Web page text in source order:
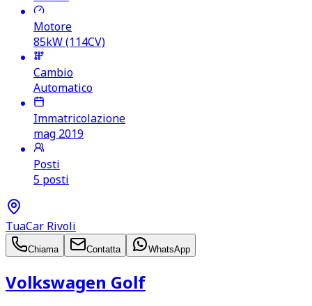
Motore
85kW (114CV)
Cambio
Automatico
Immatricolazione
mag 2019
Posti
5 posti
TuaCar Rivoli
Chiama Contatta WhatsApp
Volkswagen Golf